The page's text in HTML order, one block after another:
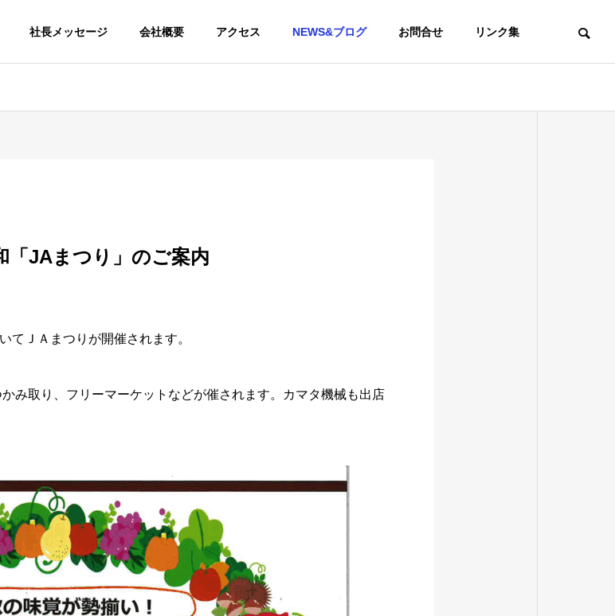
社長メッセージ 会社概要 アクセス NEWS&ブログ お問合せ リンク集
「JAまつり」のご案内
てＪＡまつりが開催されます。
み取り、フリーマーケットなどが催されます。カマタ機械も出店